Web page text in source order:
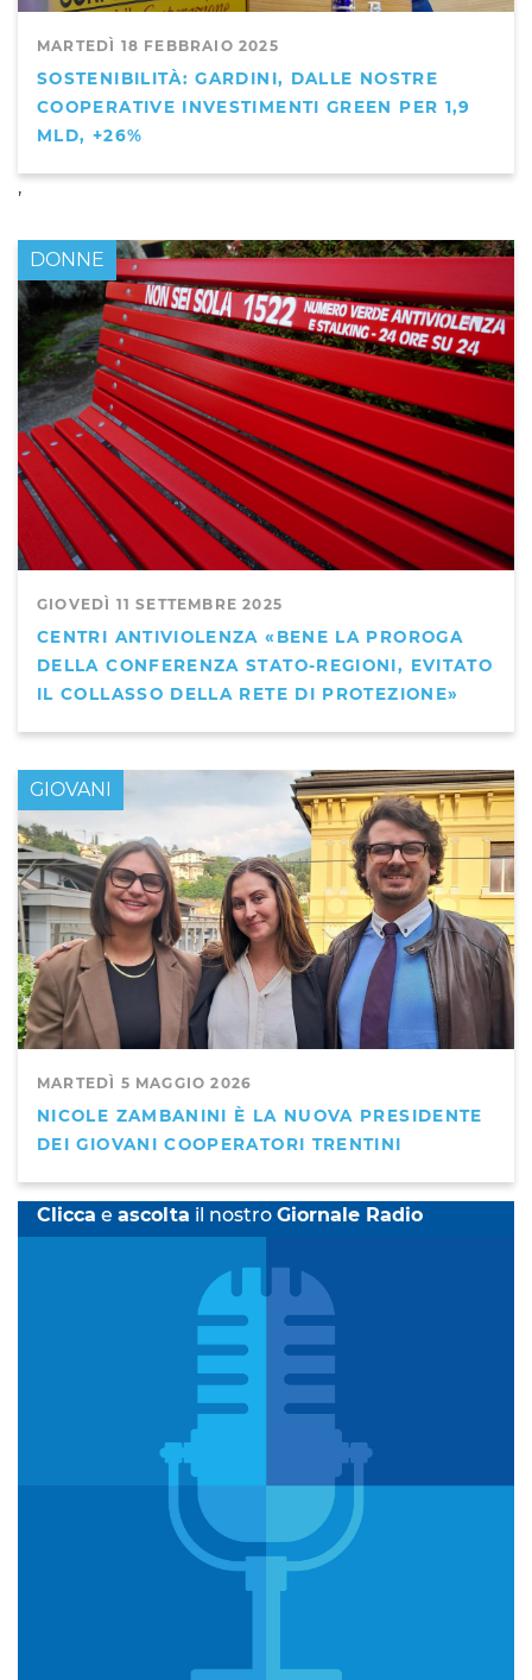
MARTEDÌ 18 FEBBRAIO 2025
SOSTENIBILITÀ: GARDINI, DALLE NOSTRE
COOPERATIVE INVESTIMENTI GREEN PER 1,9
MLD, +26%
,
GIOVEDÌ 11 SETTEMBRE 2025
CENTRI ANTIVIOLENZA «BENE LA PROROGA
DELLA CONFERENZA STATO-REGIONI, EVITATO
IL COLLASSO DELLA RETE DI PROTEZIONE»
DONNE
MARTEDÌ 5 MAGGIO 2026
NICOLE ZAMBANINI È LA NUOVA PRESIDENTE
DEI GIOVANI COOPERATORI TRENTINI
GIOVANI
Clicca e ascolta il nostro Giornale Radio